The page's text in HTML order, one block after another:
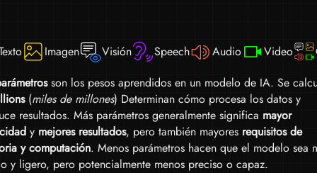
Imagen Visión Speech Audio Video
son los pesos aprendidos en un modelo de IA. Se
(miles de millones) Determinan cómo procesa los datos y
resultados. Más parámetros generalmente significa mayor
y mejores resultados, pero también mayores requisitos de
y computación. Menos parámetros hacen que el modelo sea
y ligero, pero potencialmente menos preciso o capaz.